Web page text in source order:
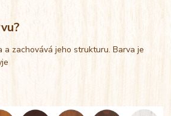
a zachovává jeho strukturu. Barva je